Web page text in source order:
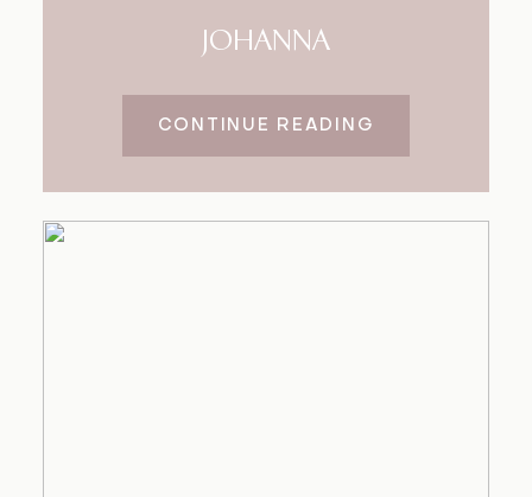
JOHANNA
CONTINUE READING